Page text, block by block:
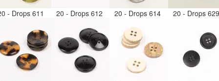
- Drops 611 20 - Drops 612 20 - Drops 614 20 - Drops